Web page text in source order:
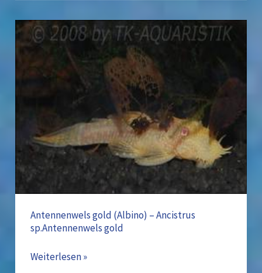
Antennenwels gold (Albino) – Ancistrus
sp.Antennenwels gold
Antennenwels
gold
sp.Antennenwels
Weiterlesen »